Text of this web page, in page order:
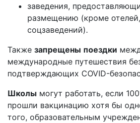
заведения,
размещению (кроме
соцзаведений).
Также запрещены поездки
международные путешествия
подтверждающих COVID-
Школы могут работать, если
прошли вакцинацию хотя бы
того, образовательным